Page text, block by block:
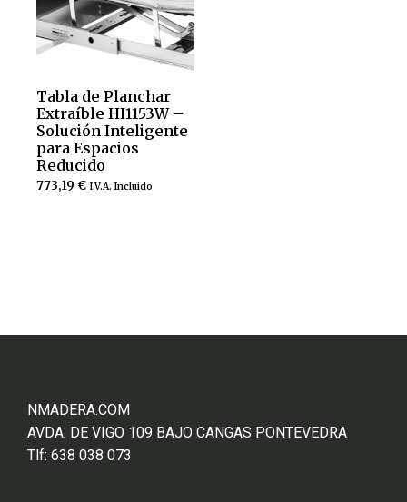
Tabla de Planchar
Extraíble HI1153W –
Solución Inteligente
para Espacios
Reducido
773,19 € I.V.A. Incluido
NMADERA.COM
AVDA. DE VIGO 109 BAJO CANGAS PONTEVEDRA
Tlf: 638 038 073